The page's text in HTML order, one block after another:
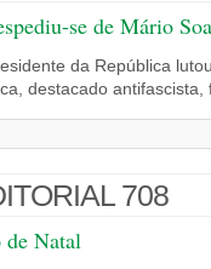
se de Mário
da República
destacado
708
de Natal